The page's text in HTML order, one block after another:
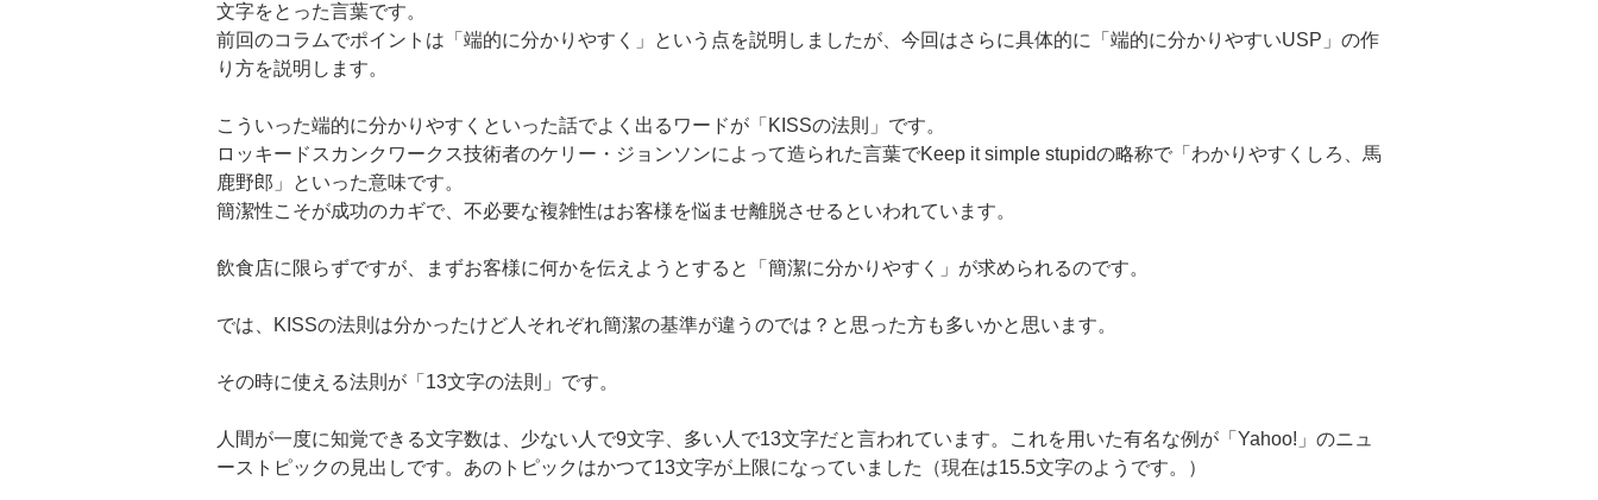
文字をとった言葉です。
前回のコラムでポイントは「端的に分かりやすく」という点を説明しましたが、今回はさらに具体的に「端的に分かりやすいUSP」の作
り方を説明します。
こういった端的に分かりやすくといった話でよく出るワードが「KISSの法則」です。
ロッキードスカンクワークス技術者のケリー・ジョンソンによって造られた言葉でKeep it simple stupidの略称で「わかりやすくしろ、馬
鹿野郎」といった意味です。
簡潔性こそが成功のカギで、不必要な複雑性はお客様を悩ませ離脱させるといわれています。
飲食店に限らずですが、まずお客様に何かを伝えようとすると「簡潔に分かりやすく」が求められるのです。
では、KISSの法則は分かったけど人それぞれ簡潔の基準が違うのでは？と思った方も多いかと思います。
その時に使える法則が「13文字の法則」です。
人間が一度に知覚できる文字数は、少ない人で9文字、多い人で13文字だと言われています。これを用いた有名な例が「Yahoo!」のニュ
ーストピックの見出しです。あのトピックはかつて13文字が上限になっていました（現在は15.5文字のようです。）